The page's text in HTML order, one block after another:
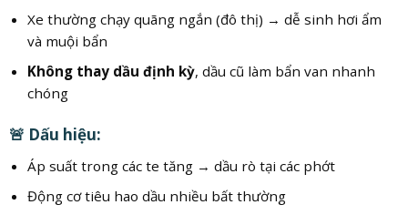
Xe thường chạy quãng ngắn (đô thị) → dễ sinh hơi ẩm
và muội bẩn
Không thay dầu định kỳ, dầu cũ làm bẩn van nhanh
chóng
🚨 Dấu hiệu:
Áp suất trong các te tăng → dầu rò tại các phớt
Động cơ tiêu hao dầu nhiều bất thường